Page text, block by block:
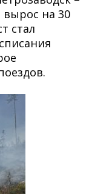
вырос на 30
стал